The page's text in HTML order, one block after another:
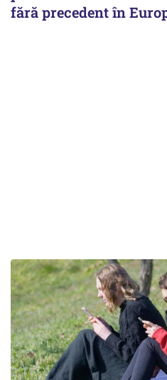
fără precedent în